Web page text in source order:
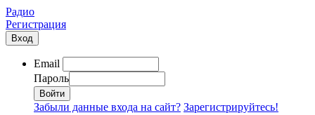
Радио
Регистрация
Вход
Email
Пароль
Забыли данные входа на сайт? Зарегистрируйтесь!